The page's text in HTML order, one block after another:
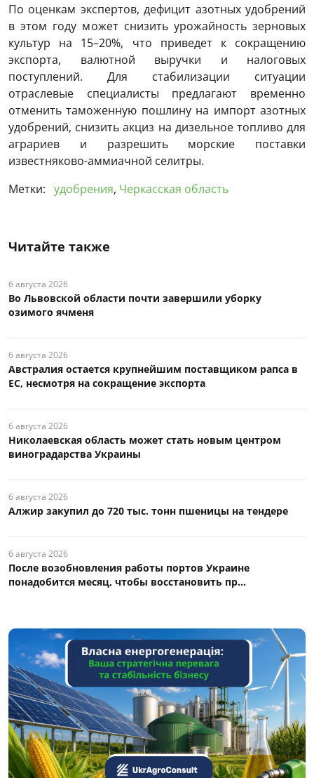
По оценкам экспертов, дефицит азотных удобрений
в этом году может снизить урожайность зерновых
культур на 15–20%, что приведет к сокращению
экспорта, валютной выручки и налоговых
поступлений. Для стабилизации ситуации
отраслевые специалисты предлагают временно
отменить таможенную пошлину на импорт азотных
удобрений, снизить акциз на дизельное топливо для
аграриев и разрешить морские поставки
известняково-аммиачной селитры.
Метки: удобрения, Черкасская область
Читайте также
6 августа 2026
Во Львовской области почти завершили уборку
озимого ячменя
6 августа 2026
Австралия остается крупнейшим поставщиком рапса в
ЕС, несмотря на сокращение экспорта
6 августа 2026
Николаевская область может стать новым центром
виноградарства Украины
6 августа 2026
Алжир закупил до 720 тыс. тонн пшеницы на тендере
6 августа 2026
После возобновления работы портов Украине
понадобится месяц, чтобы восстановить пр...